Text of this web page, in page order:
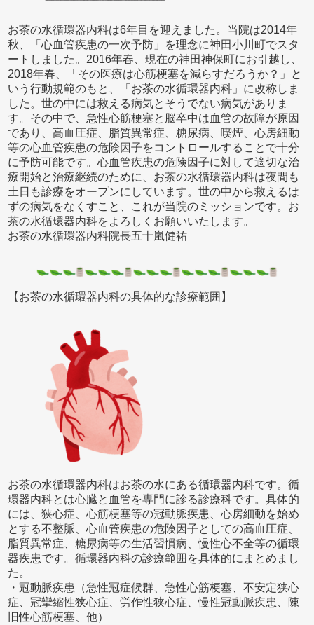
お茶の水循環器内科は6年目を迎えました。当院は2014年
秋、「心血管疾患の一次予防」を理念に神田小川町でスタ
ートしました。2016年春、現在の神田神保町にお引越し、
2018年春、「その医療は心筋梗塞を減らすだろうか？」と
いう行動規範のもと、「お茶の水循環器内科」に改称しま
した。世の中には救える病気とそうでない病気がありま
す。その中で、急性心筋梗塞と脳卒中は血管の故障が原因
であり、高血圧症、脂質異常症、糖尿病、喫煙、心房細動
等の心血管疾患の危険因子をコントロールすることで十分
に予防可能です。心血管疾患の危険因子に対して適切な治
療開始と治療継続のために、お茶の水循環器内科は夜間も
土日も診療をオープンにしています。世の中から救えるは
ずの病気をなくすこと、これが当院のミッションです。お
茶の水循環器内科をよろしくお願いいたします。
お茶の水循環器内科院長五十嵐健祐
【お茶の水循環器内科の具体的な診療範囲】
お茶の水循環器内科はお茶の水にある循環器内科です。循
環器内科とは心臓と血管を専門に診る診療科です。具体的
には、狭心症、心筋梗塞等の冠動脈疾患、心房細動を始め
とする不整脈、心血管疾患の危険因子としての高血圧症、
脂質異常症、糖尿病等の生活習慣病、慢性心不全等の循環
器疾患です。循環器内科の診療範囲を具体的にまとめまし
た。
・冠動脈疾患（急性冠症候群、急性心筋梗塞、不安定狭心
症、冠攣縮性狭心症、労作性狭心症、慢性冠動脈疾患、陳
旧性心筋梗塞、他）